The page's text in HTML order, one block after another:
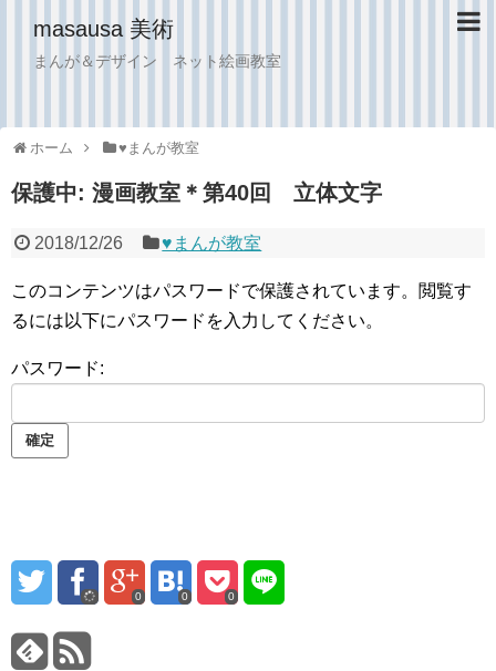
masausa 美術
まんが＆デザイン ネット絵画教室
ホーム ♥︎まんが教室
保護中: 漫画教室＊第40回 立体文字
2018/12/26 ♥︎まんが教室
このコンテンツはパスワードで保護されています。閲覧す
るには以下にパスワードを入力してください。
パスワード:
0 0 0